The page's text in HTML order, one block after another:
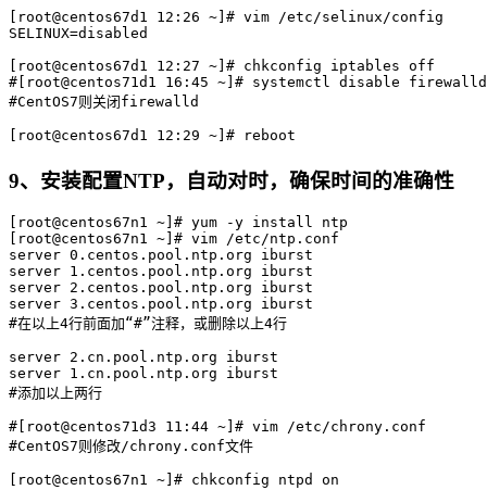
[root@centos67d1 12:26 ~]# vim /etc/selinux/config
SELINUX=disabled
[root@centos67d1 12:27 ~]# chkconfig iptables off
#[root@centos71d1 16:45 ~]# systemctl disable firewalld
#CentOS7则关闭firewalld
9、安装配置NTP，自动对时，确保时间的准确性
[root@centos67n1 ~]# yum -y install ntp
[root@centos67n1 ~]# vim /etc/ntp.conf
server 0.centos.pool.ntp.org iburst
server 1.centos.pool.ntp.org iburst
server 2.centos.pool.ntp.org iburst
server 3.centos.pool.ntp.org iburst
#在以上4行前面加“#”注释，或删除以上4行
server 2.cn.pool.ntp.org iburst
server 1.cn.pool.ntp.org iburst
#添加以上两行
#[root@centos71d3 11:44 ~]# vim /etc/chrony.conf
#CentOS7则修改/chrony.conf文件
[root@centos67n1 ~]# chkconfig ntpd on